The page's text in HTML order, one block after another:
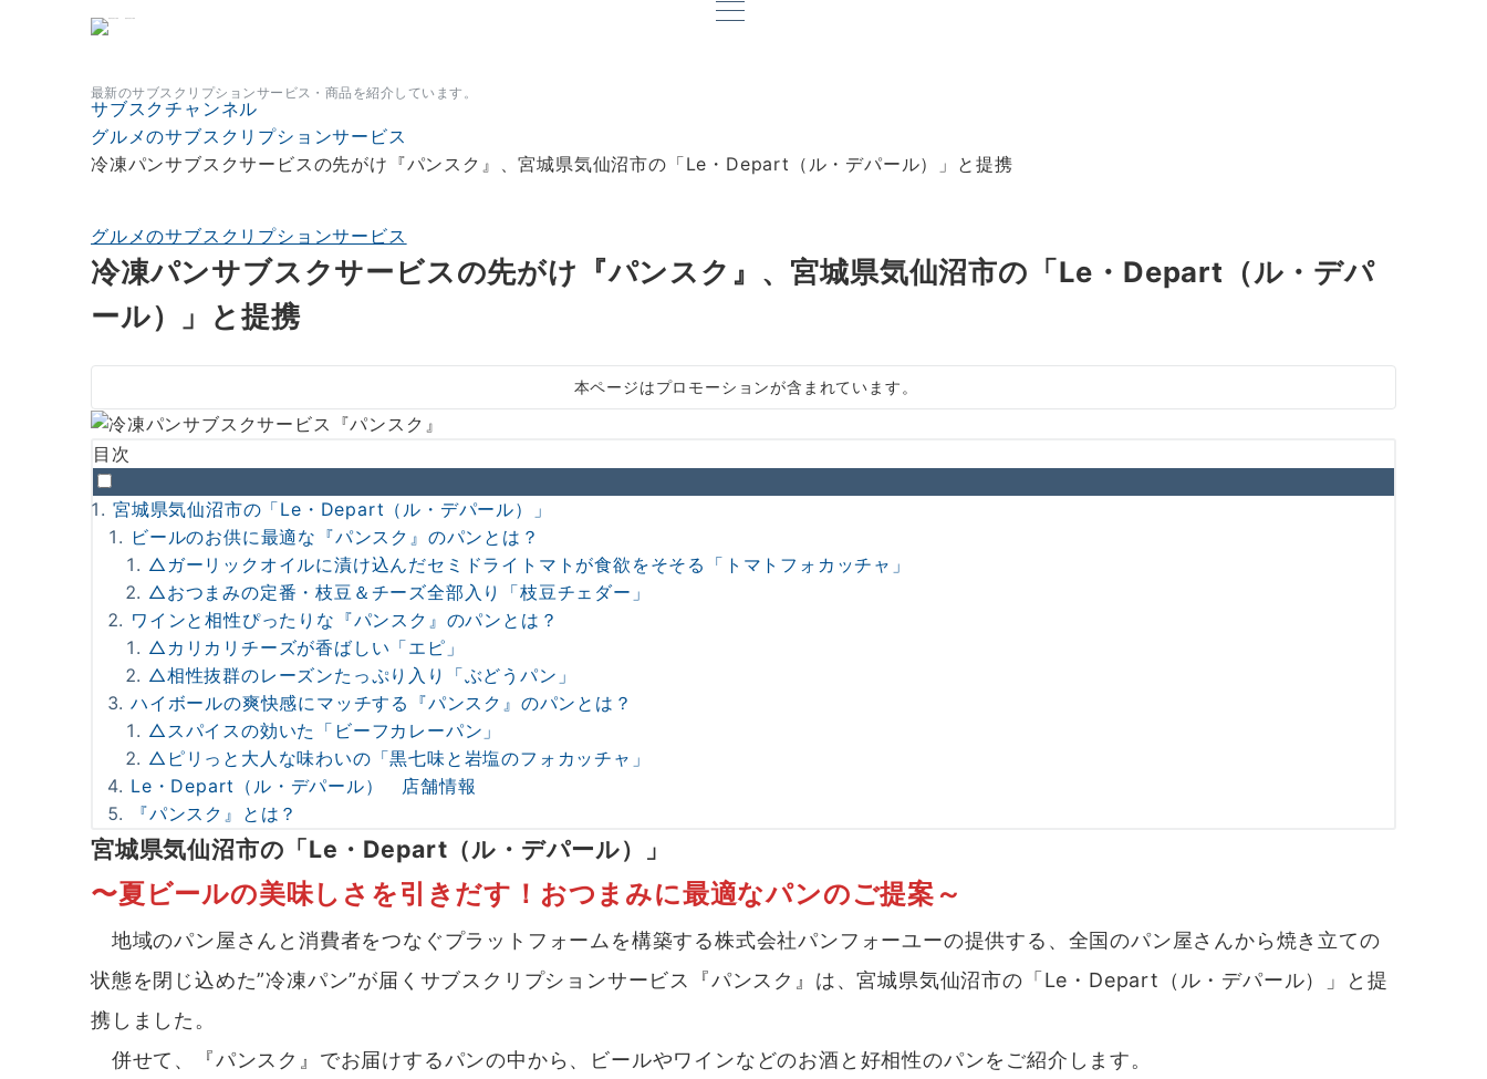
最新のサブスクリプションサービス・商品を紹介しています。
サブスクチャンネル
グルメのサブスクリプションサービス
冷凍パンサブスクサービスの先がけ『パンスク』、宮城県気仙沼市の「Le・Depart（ル・デパール）」と提携
グルメのサブスクリプションサービス
冷凍パンサブスクサービスの先がけ『パンスク』、宮城県気仙沼市の「Le・Depart（ル・デパ
ール）」と提携
本ページはプロモーションが含まれています。
目次
宮城県気仙沼市の「Le・Depart（ル・デパール）」
ビールのお供に最適な『パンスク』のパンとは？
△ガーリックオイルに漬け込んだセミドライトマトが食欲をそそる「トマトフォカッチャ」
△おつまみの定番・枝豆＆チーズ全部入り「枝豆チェダー」
ワインと相性ぴったりな『パンスク』のパンとは？
△カリカリチーズが香ばしい「エピ」
△相性抜群のレーズンたっぷり入り「ぶどうパン」
ハイボールの爽快感にマッチする『パンスク』のパンとは？
△スパイスの効いた「ビーフカレーパン」
△ピリっと大人な味わいの「黒七味と岩塩のフォカッチャ」
Le・Depart（ル・デパール） 店舗情報
『パンスク』とは？
宮城県気仙沼市の「Le・Depart（ル・デパール）」
〜夏ビールの美味しさを引きだす！おつまみに最適なパンのご提案～
地域のパン屋さんと消費者をつなぐプラットフォームを構築する株式会社パンフォーユーの提供する、全国のパン屋さんから焼き立ての
状態を閉じ込めた”冷凍パン”が届くサブスクリプションサービス『パンスク』は、宮城県気仙沼市の「Le・Depart（ル・デパール）」と提
携しました。
併せて、
『パンスク』でお届けするパンの中から、ビールやワインなどのお酒と好相性のパンをご紹介 します。